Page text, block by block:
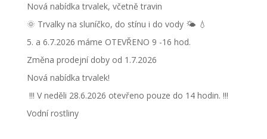
Nová nabídka trvalek, včetně travin
🌞 Trvalky na sluníčko, do stínu i do vody 🌤 💧
5. a 6.7.2026 máme OTEVŘENO 9 -16 hod.
Změna prodejní doby od 1.7.2026
Nová nabídka trvalek!
!!! V neděli 28.6.2026 otevřeno pouze do 14 hodin. !!!
Vodní rostliny